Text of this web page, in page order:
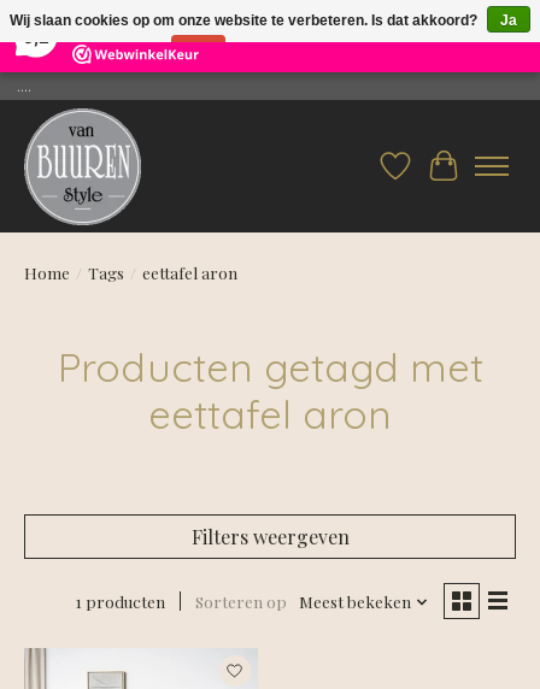
26 Reviews ×
....
Verlanglijst
Home / Tags / eettafel aron
Producten getagd met
eettafel aron
Filters weergeven
1 producten Sorteren op Meest bekeken
Wij slaan cookies op om onze website te verbeteren. Is dat akkoord?
Ja
Nee